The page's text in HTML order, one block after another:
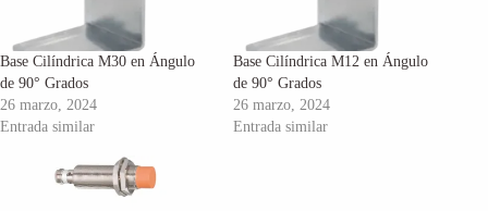
Base Cilíndrica M30 en Ángulo
de 90° Grados
26 marzo, 2024
Entrada similar
Base Cilíndrica M12 en Ángulo
de 90° Grados
26 marzo, 2024
Entrada similar